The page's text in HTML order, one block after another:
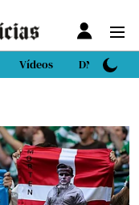
Vídeos DN Sport